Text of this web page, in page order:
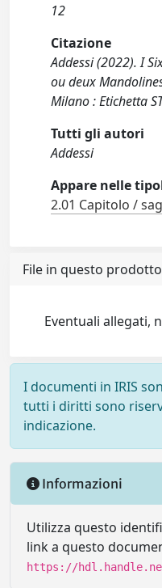
12
Citazione
Addessi (2022). I
ou deux
Milano : Etichetta
Tutti gli autori
Addessi
Appare nelle
2.01 Capitolo /
File in questo
Eventuali allegati,
I documenti in IRIS
tutti i diritti sono
indicazione.
Informazioni
Utilizza questo
link a questo
https://